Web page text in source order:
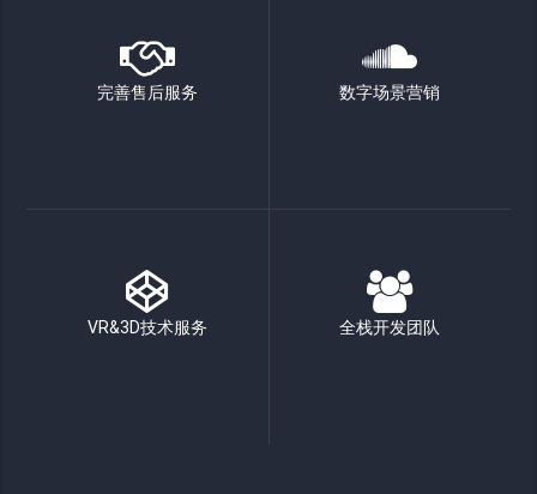
完善售后服务 数字场景营销
VR&3D技术服务 全栈开发团队